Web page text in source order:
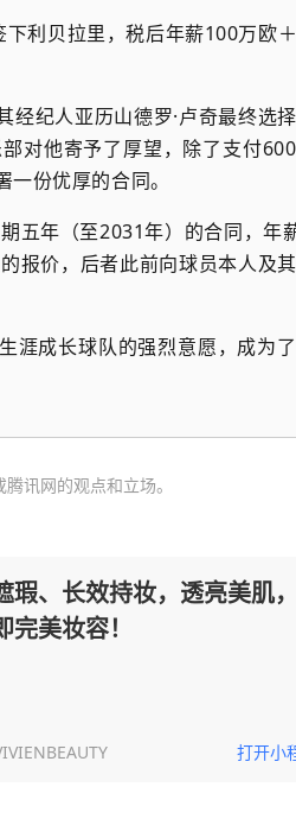
利贝拉里，税后年薪100万欧
纪人亚历山德罗·卢奇最终选
对他寄予了厚望，除了支付
份优厚的合同。
五年（至2031年）的合同，年
报价，后者此前向球员本人及
涯成长球队的强烈意愿，成为
讯网的观点和立场。
瑕、长效持妆，透亮美肌
完美妆容！
打开小